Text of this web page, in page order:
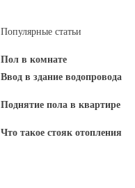
Популярные статьи
Пол в комнате
Ввод в здание водопровода
Поднятие пола в квартире
Что такое стояк отопления